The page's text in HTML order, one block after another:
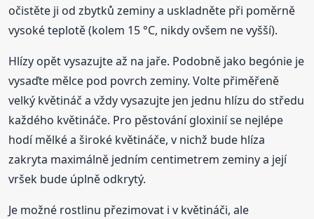
očistěte ji od zbytků zeminy a uskladněte při poměrně
vysoké teplotě (kolem 15 °C, nikdy ovšem ne vyšší).
Hlízy opět vysazujte až na jaře. Podobně jako begónie je
vysaďte mělce pod povrch zeminy. Volte přiměřeně
velký květináč a vždy vysazujte jen jednu hlízu do středu
každého květináče. Pro pěstování gloxinií se nejlépe
hodí mělké a široké květináče, v nichž bude hlíza
zakryta maximálně jedním centimetrem zeminy a její
vršek bude úplně odkrytý.
Je možné rostlinu přezimovat i v květináči, ale